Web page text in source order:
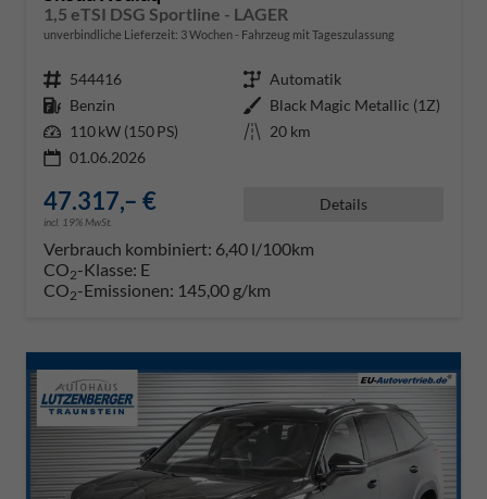
1,5 eTSI DSG Sportline - LAGER
unverbindliche Lieferzeit: 3 Wochen Fahrzeug mit Tageszulassung
Fahrzeugnr. 544416 Getriebe Automatik
Kraftstoff Benzin Außenfarbe Black Magic Metallic (1Z)
Leistung 110 kW (150 PS) Kilometerstand 20 km
01.06.2026
47.317,– €
incl. 19% MwSt.
Details
Verbrauch kombiniert: 6,40 l/100km
CO2-Klasse: E
CO2-Emissionen: 145,00 g/km